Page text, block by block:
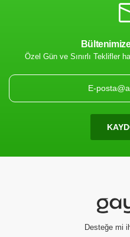
Ürün
Özel Gün ve Sınırlı Teklifler
Desteğe mi